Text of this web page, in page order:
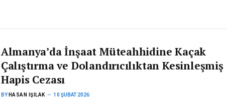
Almanya’da İnşaat Müteahhidine Kaçak
Çalıştırma ve Dolandırıcılıktan Kesinleşmiş
Hapis Cezası
BY HASAN IŞILAK 10 ŞUBAT 2026